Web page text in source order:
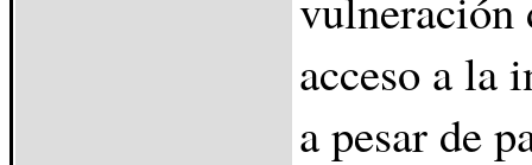
acceso a la
a pesar de